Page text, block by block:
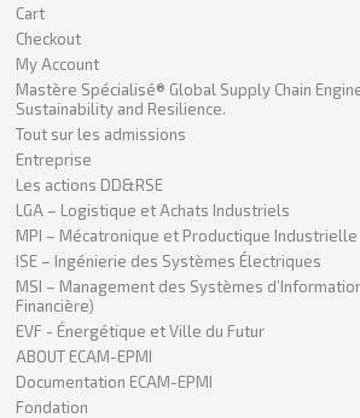
Cart
Checkout
My Account
Mastère Spécialisé® Global Supply Chain
Sustainability and Resilience.
Tout sur les admissions
Entreprise
Les actions DD&RSE
LGA – Logistique et Achats Industriels
MPI – Mécatronique et Productique Industrielle
ISE – Ingénierie des Systèmes Électriques
MSI – Management des Systèmes
Financière)
EVF - Énergétique et Ville du Futur
ABOUT ECAM-EPMI
Documentation ECAM-EPMI
Fondation